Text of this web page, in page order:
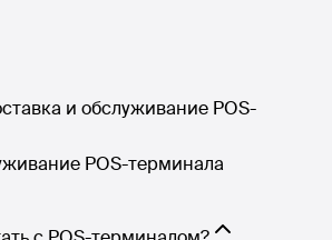
и обслуживание POS-
POS-терминала